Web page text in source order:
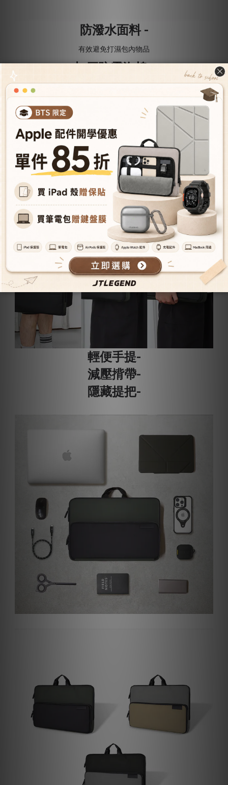
防潑水面料 -
有效避免打濕包內物品
加厚防震泡棉 -
細膩柔軟絨毛 -
輕便手提-
減壓揹帶-
隱藏提把-